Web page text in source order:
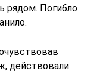
рядом. Погибло
действовали